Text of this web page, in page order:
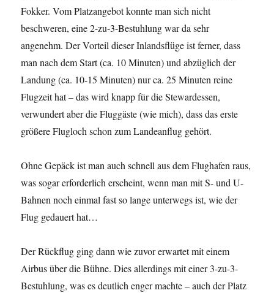
Fokker. Vom Platzangebot konnte man sich nicht
beschweren, eine 2-zu-3-Bestuhlung war da sehr
angenehm. Der Vorteil dieser Inlandsflüge ist ferner, dass
man nach dem Start (ca. 10 Minuten) und abzüglich der
Landung (ca. 10-15 Minuten) nur ca. 25 Minuten reine
Flugzeit hat – das wird knapp für die Stewardessen,
verwundert aber die Fluggäste (wie mich), dass das erste
größere Flugloch schon zum Landeanflug gehört.
Ohne Gepäck ist man auch schnell aus dem Flughafen raus,
was sogar erforderlich erscheint, wenn man mit S- und U-
Bahnen noch einmal fast so lange unterwegs ist, wie der
Flug gedauert hat…
Der Rückflug ging dann wie zuvor erwartet mit einem
Airbus über die Bühne. Dies allerdings mit einer 3-zu-3-
Bestuhlung, was es deutlich enger machte – auch der Platz